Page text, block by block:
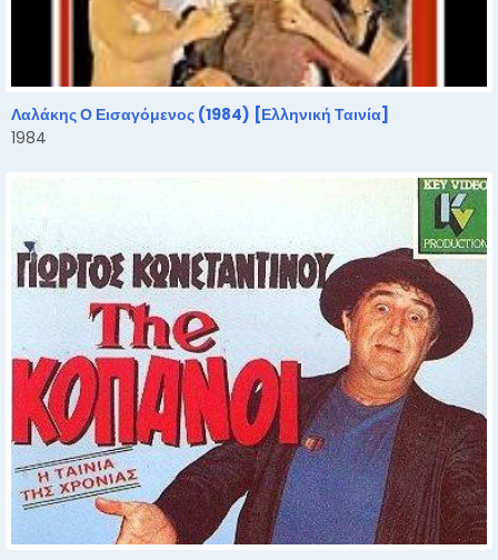
Λαλάκης Ο Εισαγόμενος (1984) [Ελληνική Ταινία]
1984